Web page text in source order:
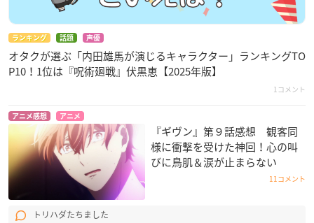
ランキング 話題 声優
オタクが選ぶ「内田雄馬が演じるキャラクター」ランキングTO
P10！1位は『呪術廻戦』伏黒恵【2025年版】
1コメント
アニメ感想 アニメ
『ギヴン』第９話感想 観客同
様に衝撃を受けた神回！心の叫
びに鳥肌＆涙が止まらない
11コメント
トリハダたちました